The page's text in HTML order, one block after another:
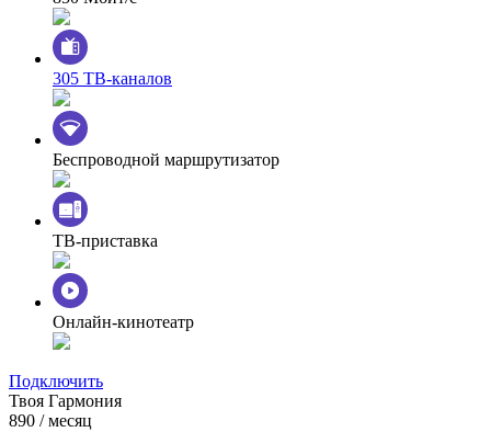
305 ТВ-каналов
Беспроводной маршрутизатор
ТВ-приставка
Онлайн-кинотеатр
Подключить
Твоя Гармония
890 / месяц